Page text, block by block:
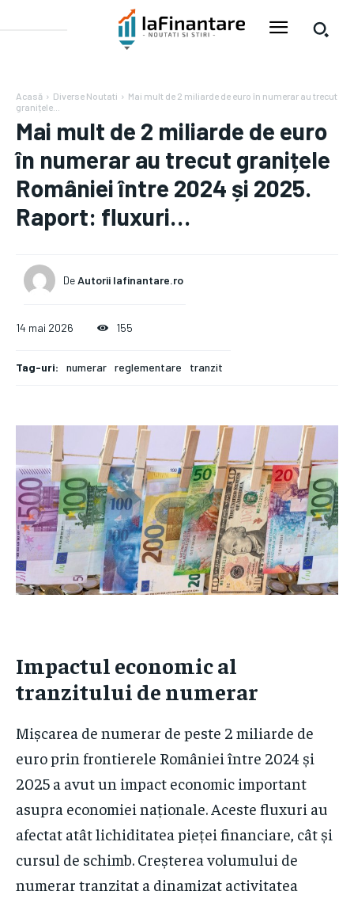
Acasă Diverse Noutati
Mai mult de 2 miliarde de euro în numerar au trecut
granițele...
Mai mult de 2 miliarde de euro
în numerar au trecut granițele
României între 2024 și 2025.
Raport: fluxuri…
DeAutorii Iafinantare.ro
14 mai 2026 155
Tag-uri: numerar reglementare tranzit
Impactul economic al
tranzitului de numerar
Mișcarea de numerar de peste 2 miliarde de
euro prin frontierele României între 2024 și
2025 a avut un impact economic important
asupra economiei naționale. Aceste fluxuri au
afectat atât lichiditatea pieței financiare, cât și
cursul de schimb. Creșterea volumului de
numerar tranzitat a dinamizat activitatea